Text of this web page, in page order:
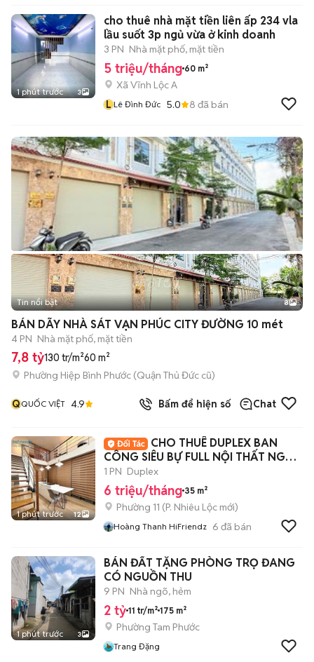
1 phút trước 3
cho thuê nhà mặt tiền liên ấp 234 vla
lầu suốt 3p ngủ vừa ở kinh doanh
3 PN Nhà mặt phố, mặt tiền
5 triệu/tháng 60 m²
Xã Vĩnh Lộc A
L Lê Đình Đức 5.0 8 đã bán
+2
Tin nổi bật 8
BÁN DÃY NHÀ SÁT VẠN PHÚC CITY ĐƯỜNG 10 mét
4 PN Nhà mặt phố, mặt tiền
7,8 tỷ130 tr/m²60 m²
Phường Hiệp Bình Phước (Quận Thủ Đức cũ)
QQUỐC VIỆT 4.9 Bấm để hiện số Chat
1 phút trước 12
CHO THUÊ DUPLEX BAN
CÔNG SIÊU BỰ FULL NỘI THẤT NGAY
CMT8 - Q3
1 PN Duplex
6 triệu/tháng 35 m²
Phường 11 (P. Nhiêu Lộc mới)
Hoàng Thanh HiFriendz 6 đã bán
1 phút trước 3
BÁN ĐẤT TẶNG PHÒNG TRỌ ĐANG
CÓ NGUỒN THU
9 PN Nhà ngõ, hẻm
2 tỷ 11 tr/m² 175 m²
Phường Tam Phước
Trang Đặng